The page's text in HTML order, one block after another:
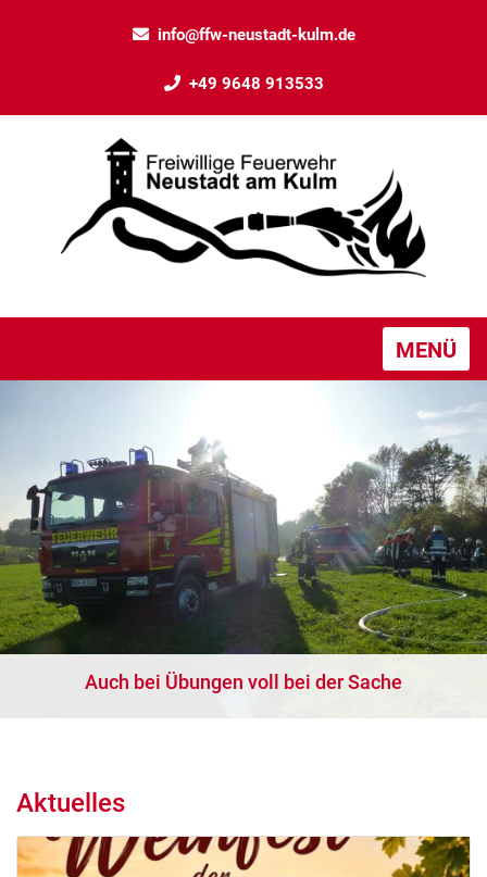
info@ffw-neustadt-kulm.de
+49 9648 913533
MENÜ
Auch bei Übungen voll bei der Sache
Aktuelles